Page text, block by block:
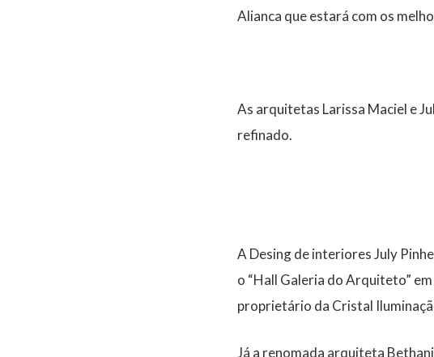
Alianca que estará com os
As arquitetas Larissa Maciel e
refinado.
A Desing de interiores July
o “Hall Galeria do Arquiteto”
proprietário da Cristal
Já a renomada arquiteta